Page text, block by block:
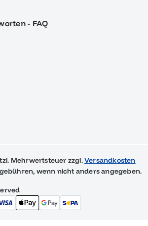
- FAQ
Mehrwertsteuer zzgl.Versandkosten
wenn nicht anders angegeben.